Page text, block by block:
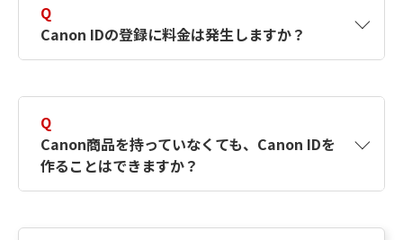
択したサービスから取得します。アカウントを
簡単に作成できるように、この情報を使用して
Canon IDの登録フォームを入力します。
Q
Canon IDの登録に料金は発生しますか？
Q
Canon商品を持っていなくても、Canon IDを
作ることはできますか？